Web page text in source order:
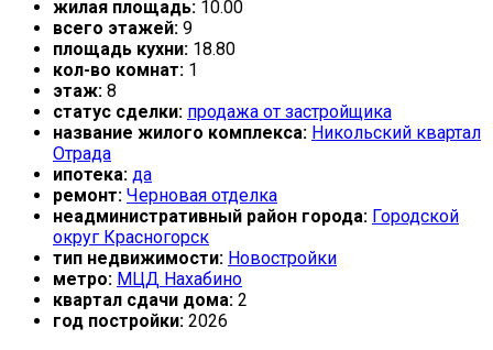
жилая площадь: 10.00
всего этажей: 9
площадь кухни: 18.80
кол-во комнат: 1
этаж: 8
статус сделки: продажа от застройщика
название жилого комплекса: Никольский квартал
Отрада
ипотека: да
ремонт: Черновая отделка
неадминистративный район города: Городской
округ Красногорск
тип недвижимости: Новостройки
метро: МЦД Нахабино
квартал сдачи дома: 2
год постройки: 2026